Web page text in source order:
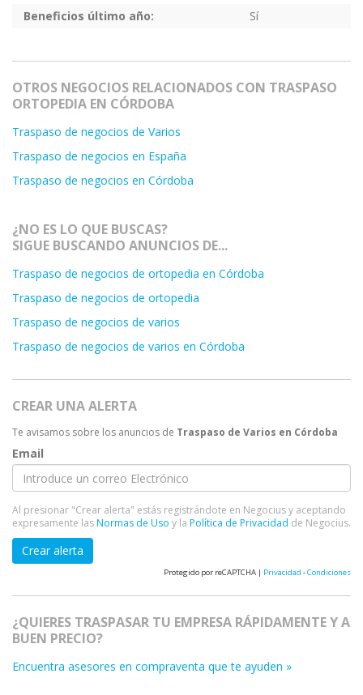
Beneficios último año:
Sí
OTROS NEGOCIOS RELACIONADOS CON TRASPASO
ORTOPEDIA EN CÓRDOBA
Traspaso de negocios de Varios
Traspaso de negocios en España
Traspaso de negocios en Córdoba
¿NO ES LO QUE BUSCAS?
SIGUE BUSCANDO ANUNCIOS DE...
Traspaso de negocios de ortopedia en Córdoba
Traspaso de negocios de ortopedia
Traspaso de negocios de varios
Traspaso de negocios de varios en Córdoba
CREAR UNA ALERTA
Te avisamos sobre los anuncios de Traspaso de Varios en Córdoba
Email
Al presionar "Crear alerta" estás registrándote en Negocius y aceptando
expresamente lasNormas de Uso y la Política de Privacidad de Negocius.
Crear alerta
Protegido por reCAPTCHA | Privacidad -Condiciones
¿QUIERES TRASPASAR TU EMPRESA RÁPIDAMENTE Y A
BUEN PRECIO?
Encuentra asesores en compraventa que te ayuden »